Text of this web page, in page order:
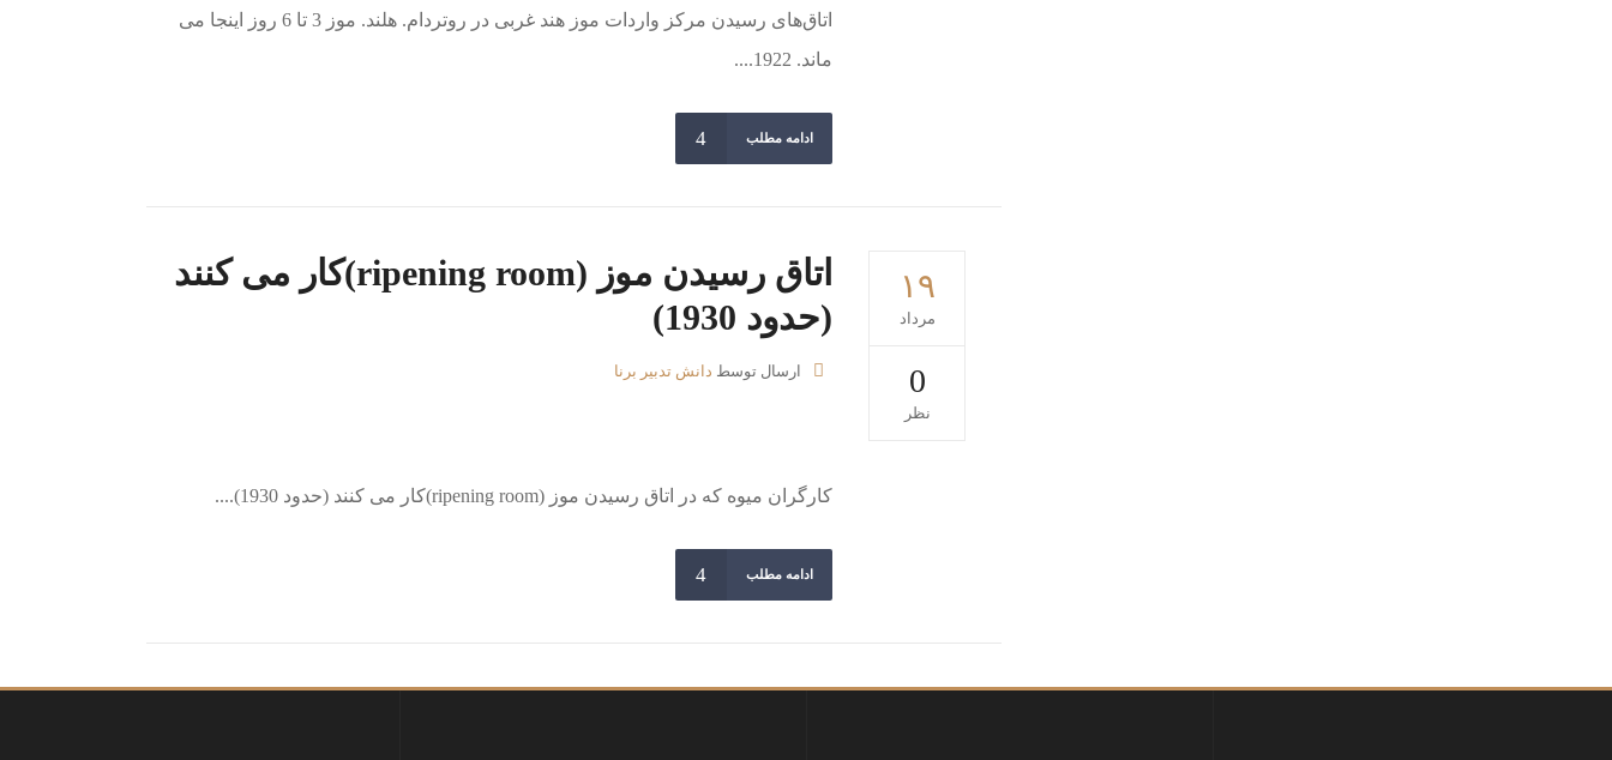
اتاق‌های رسیدن مرکز واردات موز هند غربی در روتردام. هلند. موز 3 تا 6 روز اینجا می
ماند. 1922....
ادامه مطلب
۱۹
مرداد
0
نظر
اتاق رسیدن موز (ripening room)کار می کنند
(حدود 1930)
ارسال توسط دانش تدبیر برنا
کارگران میوه که در اتاق رسیدن موز (ripening room)کار می کنند (حدود 1930)....
ادامه مطلب